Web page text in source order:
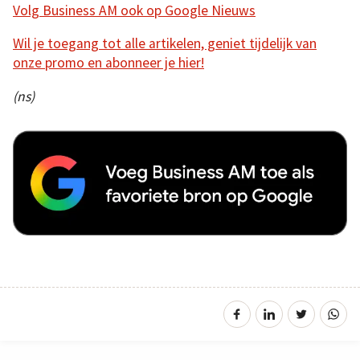
Volg Business AM ook op Google Nieuws
Wil je toegang tot alle artikelen, geniet tijdelijk van
onze promo en abonneer je hier!
(ns)